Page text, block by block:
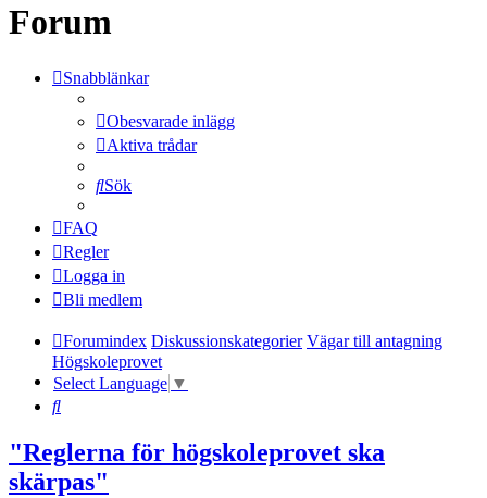
Forum
Snabblänkar
Obesvarade inlägg
Aktiva trådar
Sök
FAQ
Regler
Logga in
Bli medlem
Forumindex Diskussionskategorier Vägar till antagning
Högskoleprovet
Select Language ▼
Sök
"Reglerna för högskoleprovet ska
skärpas"